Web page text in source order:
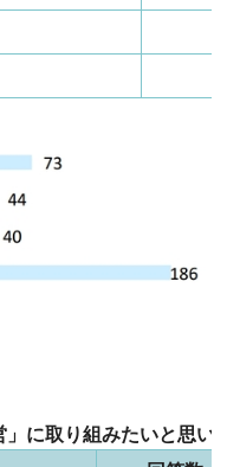
に取り組みたいと思い